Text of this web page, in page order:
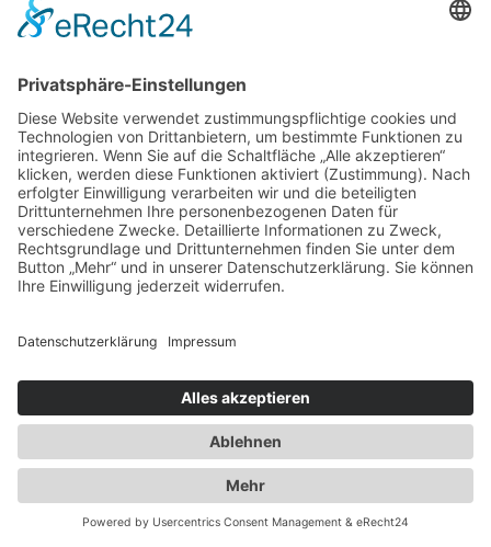
+49 (0) 6104 64860 - 00
Spezialisten für:
Fernverkehr Transport Europa
Nahverkehr Transport Rhein-Main
UK-Transporte
Lagerlogistik
Weiteres:
Datenschutzerklärung
Duwensee auf Facebook